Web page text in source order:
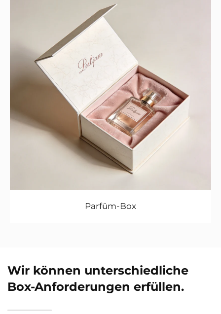
Parfüm-Box
Wir können unterschiedliche
Box-Anforderungen erfüllen.